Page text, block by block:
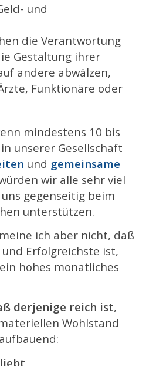
und
die Verantwortung
Gestaltung ihrer
andere abwälzen,
Funktionäre oder
mindestens 10 bis
unserer Gesellschaft
und gemeinsame
wir alle sehr viel
gegenseitig beim
unterstützen.
ich aber nicht, daß
Erfolgreichste ist,
hohes monatliches
derjenige reich ist,
Wohlstand